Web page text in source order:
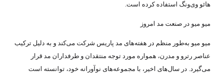
هائو وی‌ونگ استفاده کرده است.
میو میو در صنعت مد امروز
میو میو به‌طور منظم در هفته‌های مد پاریس شرکت می‌کند و به دلیل ترکیب
عناصر رترو و مدرن، همواره مورد توجه منتقدان و طرفداران مد قرار
می‌گیرد. در سال‌های اخیر، با مجموعه‌های نوآورانه خود، توانسته است